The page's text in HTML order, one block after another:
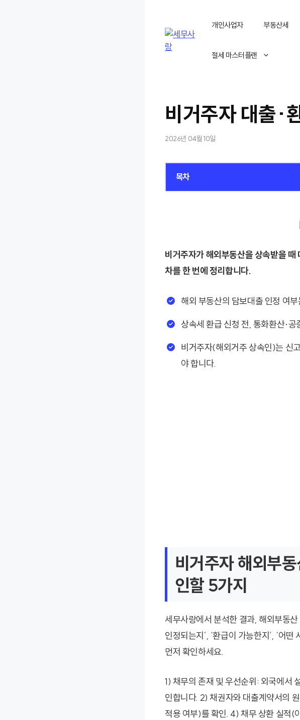
개인사업자 부동산세
절세 마스터플랜
비거주자 대출·
2026년 04월 10일
목차
비거주자가 해외부동산을 상속받을
차를 한 번에 정리합니다.
해외 부동산의 담보대출 인정 여
상속세 환급 신청 전, 통화환산·
비거주자(해외거주 상속인)는 신
야 합니다.
비거주자 해외부
인할 5가지
세무사랑에서 분석한 결과, 해외부동
인정되는지’, ‘환급이 가능한지’, ‘어
먼저 확인하세요.
1) 채무의 존재 및 우선순위: 외국에서
인합니다. 2) 채권자와 대출계약서의
적용 여부)를 확인. 4) 채무 상환 실적(